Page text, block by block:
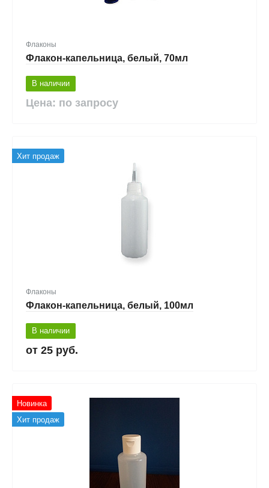
Флаконы
Флакон-капельница, белый, 70мл
В наличии
Цена: по запросу
Хит продаж
Флаконы
Флакон-капельница, белый, 100мл
В наличии
25 руб.
Новинка
Хит продаж